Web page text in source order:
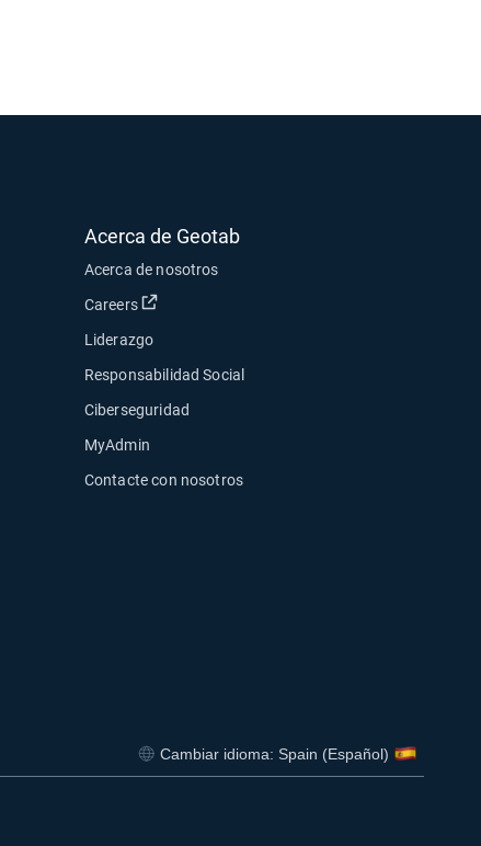
ventana
Acerca de Geotab
Acerca de nosotros
Careers
Abrir en una nueva ventana
Liderazgo
Responsabilidad Social
Ciberseguridad
MyAdmin
Contacte con nosotros
Cambiar idioma: Spain (Español)